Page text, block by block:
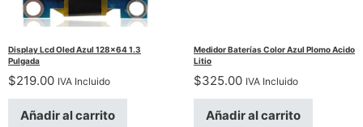
Display Lcd Oled Azul 128×64 1.3
Pulgada
$219.00 IVA Incluido
Añadir al carrito
Medidor Baterías Color Azul Plomo Acido
Litio
$325.00 IVA Incluido
Añadir al carrito